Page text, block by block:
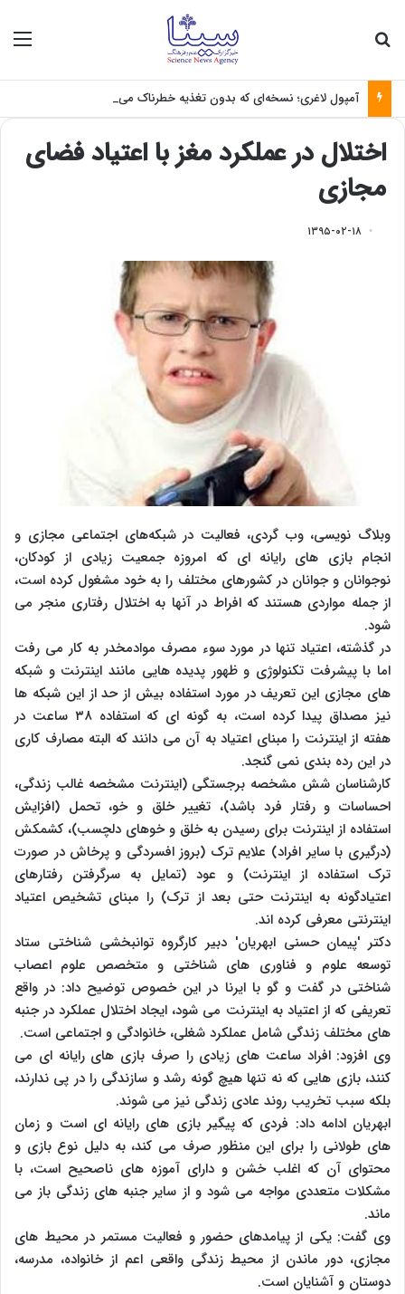
آمپول لاغری؛ نسخه‌ای که بدون تغذیه خطرناک می‌شود
اختلال در عملکرد مغز با اعتیاد فضای
مجازی
۱۳۹۵-۰۲-۱۸
وبلاگ نویسی، وب گردی، فعالیت در شبکه‌های اجتماعی مجازی و
انجام بازی های رایانه ای که امروزه جمعیت زیادی از کودکان،
نوجوانان و جوانان در کشورهای مختلف را به خود مشغول کرده است،
از جمله مواردی هستند که افراط در آنها به اختلال رفتاری منجر می
شود.
در گذشته، اعتیاد تنها در مورد سوء مصرف موادمخدر به کار می رفت
اما با پیشرفت تکنولوژی و ظهور پدیده هایی مانند اینترنت و شبکه
های مجازی این تعریف در مورد استفاده بیش از حد از این شبکه ها
نیز مصداق پیدا کرده است، به گونه ای که استفاده ۳۸ ساعت در
هفته از اینترنت را مبنای اعتیاد به آن می دانند که البته مصارف کاری
در این رده بندی نمی گنجد.
کار‌شناسان شش مشخصه برجستگی (اینترنت مشخصه غالب زندگی،
احساسات و رفتار فرد باشد)، تغییر خلق و خو، تحمل (افزایش
استفاده از اینترنت برای رسیدن به خلق و خوهای دلچسب)، کشمکش
(درگیری با سایر افراد) علایم ترک (بروز افسردگی و پرخاش در صورت
ترک استفاده از اینترنت) و عود (تمایل به سرگرفتن رفتارهای
اعتیادگونه به اینترنت حتی بعد از ترک) را مبنای تشخیص اعتیاد
اینترنتی معرفی کرده اند.
دکتر 'پیمان حسنی ابهریان' دبیر کارگروه توانبخشی شناختی ستاد
توسعه علوم و فناوری های شناختی و متخصص علوم اعصاب
شناختی در گفت و گو با ایرنا در این خصوص توضیح داد: در واقع
تعریفی که از اعتیاد به اینترنت می شود، ایجاد اختلال عملکرد در جنبه
های مختلف زندگی شامل عملکرد شغلی، خانوادگی و اجتماعی است.
وی افزود: افراد ساعت های زیادی را صرف بازی های رایانه ای می
کنند، بازی هایی که نه تنها هیچ گونه رشد و سازندگی را در پی ندارند،
بلکه سبب تخریب روند عادی زندگی نیز می شوند.
ابهریان ادامه داد: فردی که پیگیر بازی های رایانه ای است و زمان
های طولانی را برای این منظور صرف می کند، به دلیل نوع بازی و
محتوای آن که اغلب خشن و دارای آموزه های ناصحیح است، با
مشکلات متعددی مواجه می شود و از سایر جنبه های زندگی باز می
ماند.
وی گفت: یکی از پیامدهای حضور و فعالیت مستمر در محیط های
مجازی، دور ماندن از محیط زندگی واقعی اعم از خانواده، مدرسه،
دوستان و آشنایان است.